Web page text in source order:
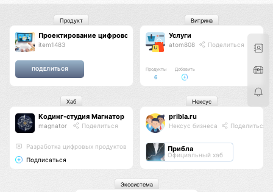
Проектирование цифрового продукта
item1483
Продукт
Услуги
atom808 Поделиться
Продукты
6
Добавить
Витрина
Кодинг-студия Магнатор
magnator Поделиться
Разработка цифровых продуктов
Подписаться
Хаб
pribla.ru
Нексус бизнеса Поделиться
Прибла
Официальный хаб
Нексус
Экосистема